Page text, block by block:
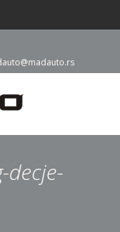
decje-